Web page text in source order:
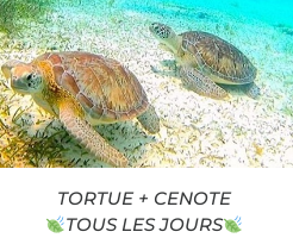
TORTUE + CENOTE
TOUS LES JOURS
Note4.95
sur 5
SELECT OPTIONS / DÉTAILS